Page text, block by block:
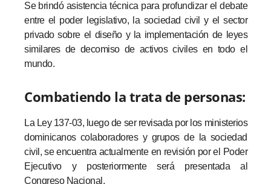
Se brindó asistencia técnica para profundizar el debate
entre el poder legislativo, la sociedad civil y el sector
privado sobre el diseño y la implementación de leyes
similares de decomiso de activos civiles en todo el
mundo.
Combatiendo la trata de personas:
La Ley 137-03, luego de ser revisada por los ministerios
dominicanos colaboradores y grupos de la sociedad
civil, se encuentra actualmente en revisión por el Poder
Ejecutivo y posteriormente será presentada al
Congreso Nacional.